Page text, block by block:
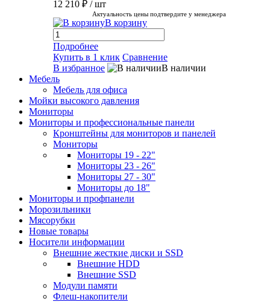
12 210 ₽ / шт
Актуальность цены подтвердите у менеджера
В корзину
Подробнее
Купить в 1 клик Сравнение
В избранное
В наличии
Мебель
Мебель для офиса
Мойки высокого давления
Мониторы
Мониторы и профессиональные панели
Кронштейны для мониторов и панелей
Мониторы
Мониторы 19 - 22"
Мониторы 23 - 26"
Мониторы 27 - 30"
Мониторы до 18"
Мониторы и профпанели
Морозильники
Мясорубки
Новые товары
Носители информации
Внешние жесткие диски и SSD
Внешние HDD
Внешние SSD
Модули памяти
Флеш-накопители